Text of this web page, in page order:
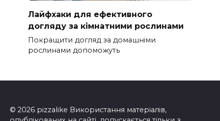
Лайфхаки для ефективного
догляду за кімнатними рослинами
Покращити догляд за домашніми
рослинами допоможуть
© 2026 pizzalike Використання матеріалів,